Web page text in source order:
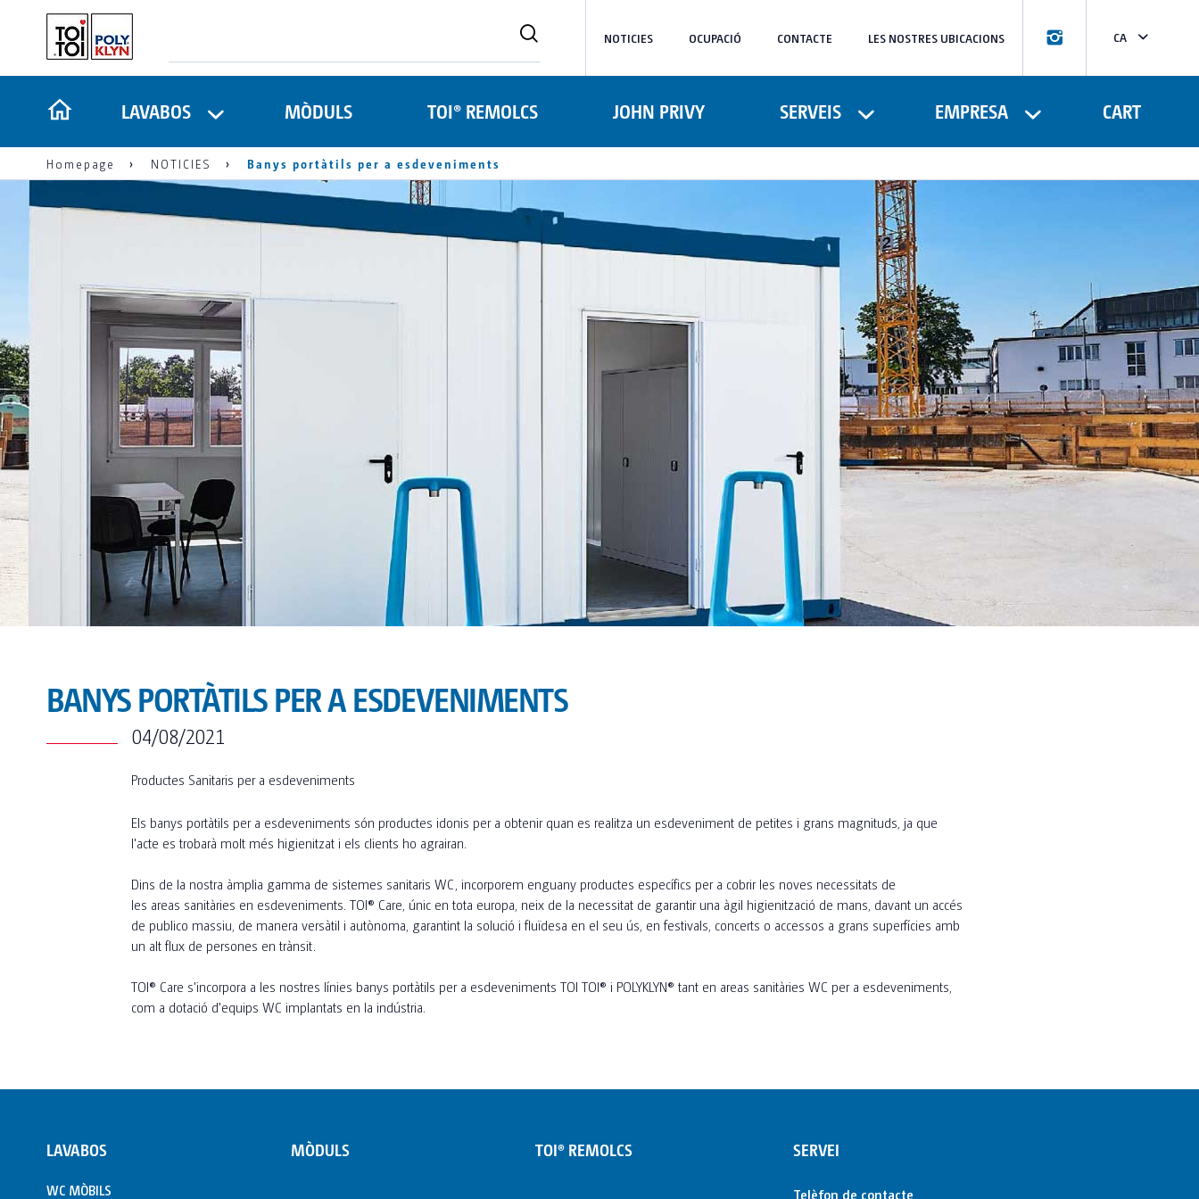
NOTICIES OCUPACIÓ CONTACTE LES NOSTRES UBICACIONS
CA
FR
LAVABOS MÒDULS TOI® REMOLCS JOHN PRIVY SERVEIS EMPRESA CART
Homepage NOTICIES Banys portàtils per a esdeveniments
BANYS PORTÀTILS PER A ESDEVENIMENTS
04/08/2021
Productes Sanitaris per a esdeveniments
Els banys portàtils per a esdeveniments són productes idonis per a obtenir quan es realitza un esdeveniment de petites i grans magnituds, ja que
l'acte es trobarà molt més higienitzat i els clients ho agrairan.
Dins de la nostra àmplia gamma de sistemes sanitaris WC, incorporem enguany productes específics per a cobrir les noves necessitats de
les areas sanitàries en esdeveniments. TOI® Care, únic en tota europa, neix de la necessitat de garantir una àgil higienització de mans, davant un accés
de publico massiu, de manera versàtil i autònoma, garantint la solució i fluïdesa en el seu ús, en festivals, concerts o accessos a grans superfícies amb
un alt flux de persones en trànsit.
TOI® Care s'incorpora a les nostres línies banys portàtils per a esdeveniments TOI TOI® i POLYKLYN® tant en areas sanitàries WC per a esdeveniments,
com a dotació d'equips WC implantats en la indústria.
LAVABOS
WC MÒBILS
MÒDULS TOI® REMOLCS SERVEI
Telèfon de contacte